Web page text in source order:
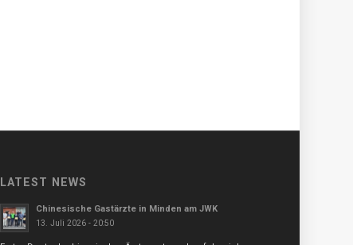
LATEST NEWS
Chinesische Gastärzte in Minden am JWK
13. Juli 2026 - 20:50